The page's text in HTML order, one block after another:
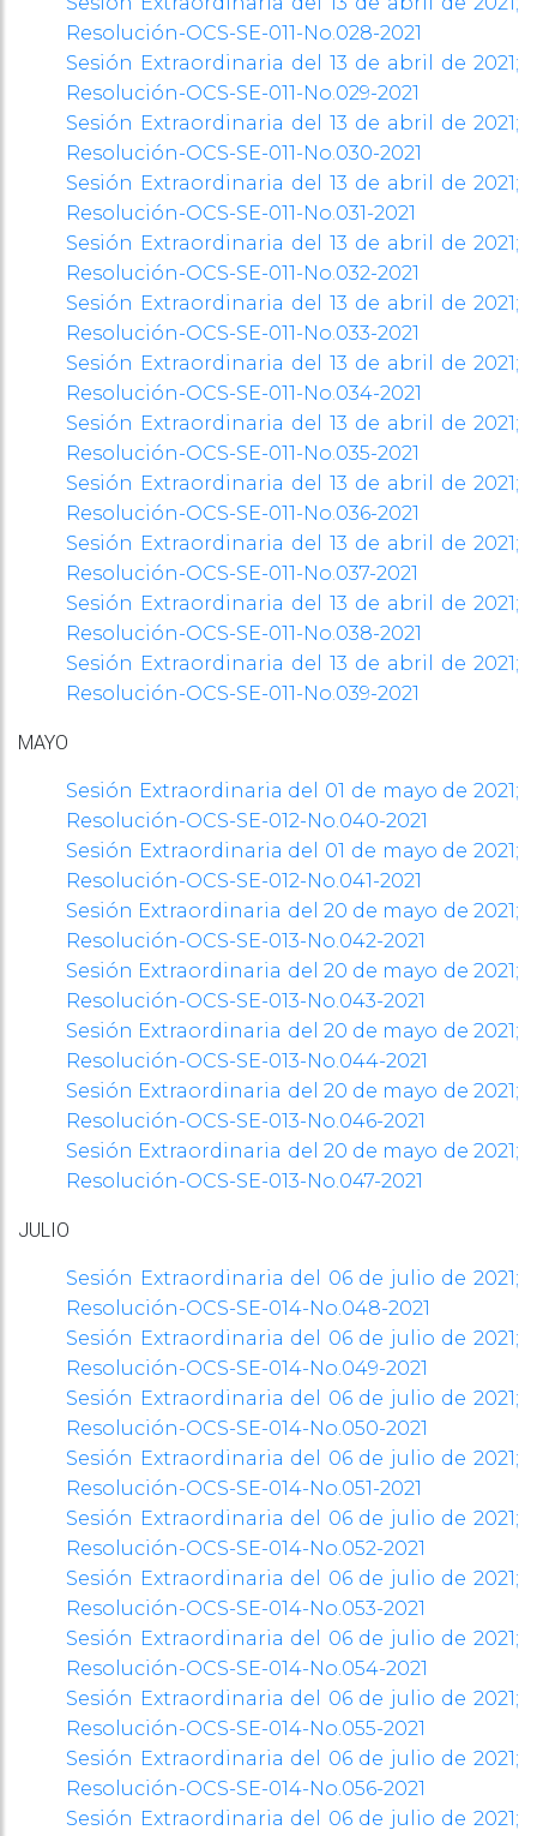
Resolución-OCS-SE-011-No.028-2021
Sesión Extraordinaria del 13 de abril de 2021;
Resolución-OCS-SE-011-No.029-2021
Sesión Extraordinaria del 13 de abril de 2021;
Resolución-OCS-SE-011-No.030-2021
Sesión Extraordinaria del 13 de abril de 2021;
Resolución-OCS-SE-011-No.031-2021
Sesión Extraordinaria del 13 de abril de 2021;
Resolución-OCS-SE-011-No.032-2021
Sesión Extraordinaria del 13 de abril de 2021;
Resolución-OCS-SE-011-No.033-2021
Sesión Extraordinaria del 13 de abril de 2021;
Resolución-OCS-SE-011-No.034-2021
Sesión Extraordinaria del 13 de abril de 2021;
Resolución-OCS-SE-011-No.035-2021
Sesión Extraordinaria del 13 de abril de 2021;
Resolución-OCS-SE-011-No.036-2021
Sesión Extraordinaria del 13 de abril de 2021;
Resolución-OCS-SE-011-No.037-2021
Sesión Extraordinaria del 13 de abril de 2021;
Resolución-OCS-SE-011-No.038-2021
Sesión Extraordinaria del 13 de abril de 2021;
Resolución-OCS-SE-011-No.039-2021
MAYO
Sesión Extraordinaria del 01 de mayo de 2021;
Resolución-OCS-SE-012-No.040-2021
Sesión Extraordinaria del 01 de mayo de 2021;
Resolución-OCS-SE-012-No.041-2021
Sesión Extraordinaria del 20 de mayo de 2021;
Resolución-OCS-SE-013-No.042-2021
Sesión Extraordinaria del 20 de mayo de 2021;
Resolución-OCS-SE-013-No.043-2021
Sesión Extraordinaria del 20 de mayo de 2021;
Resolución-OCS-SE-013-No.044-2021
Sesión Extraordinaria del 20 de mayo de 2021;
Resolución-OCS-SE-013-No.046-2021
Sesión Extraordinaria del 20 de mayo de 2021;
Resolución-OCS-SE-013-No.047-2021
JULIO
Sesión Extraordinaria del 06 de julio de 2021;
Resolución-OCS-SE-014-No.048-2021
Sesión Extraordinaria del 06 de julio de 2021;
Resolución-OCS-SE-014-No.049-2021
Sesión Extraordinaria del 06 de julio de 2021;
Resolución-OCS-SE-014-No.050-2021
Sesión Extraordinaria del 06 de julio de 2021;
Resolución-OCS-SE-014-No.051-2021
Sesión Extraordinaria del 06 de julio de 2021;
Resolución-OCS-SE-014-No.052-2021
Sesión Extraordinaria del 06 de julio de 2021;
Resolución-OCS-SE-014-No.053-2021
Sesión Extraordinaria del 06 de julio de 2021;
Resolución-OCS-SE-014-No.054-2021
Sesión Extraordinaria del 06 de julio de 2021;
Resolución-OCS-SE-014-No.055-2021
Sesión Extraordinaria del 06 de julio de 2021;
Resolución-OCS-SE-014-No.056-2021
Sesión Extraordinaria del 06 de julio de 2021;